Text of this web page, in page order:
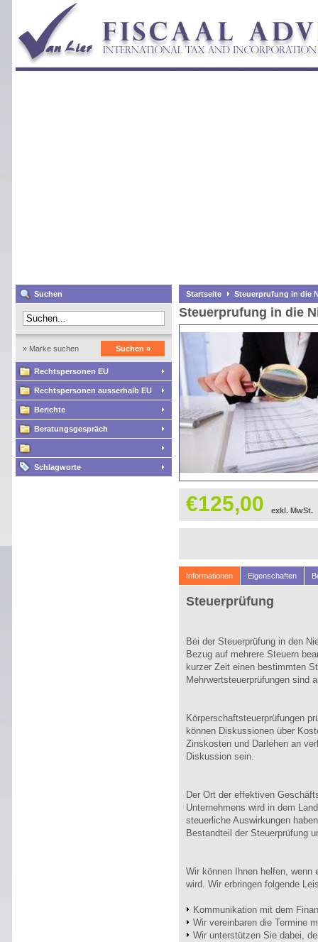
Suchen
» Marke suchen Suchen »
Rechtspersonen EU
Rechtspersonen ausserhalb EU
Berichte
Beratungsgespräch
Schlagworte
Startseite Steuerprufung in die
Steuerprufung in die
€125,00 exkl. MwSt.
Informationen Eigenschaften
Steuerprüfung
Bei der Steuerprüfung in den
Bezug auf mehrere Steuern
kurzer Zeit einen bestimmten
Mehrwertsteuerprüfungen sind
Körperschaftsteuerprüfungen
können Diskussionen über
Zinskosten und Darlehen an
Diskussion sein.
Der Ort der effektiven
Unternehmens wird in dem
steuerliche Auswirkungen
Bestandteil der Steuerprüfung
Wir können Ihnen helfen, wenn
wird. Wir erbringen folgende
Kommunikation mit dem
Wir vereinbaren die Termine
Wir unterstützen Sie dabei,